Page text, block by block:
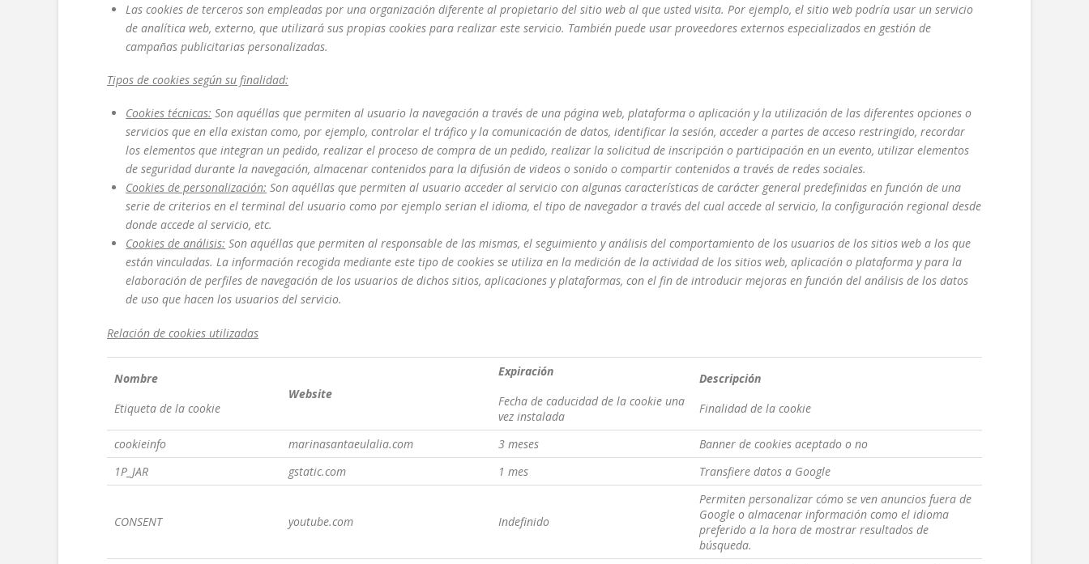
Las cookies de terceros son empleadas por una organización diferente al propietario del sitio web al que usted visita. Por ejemplo, el sitio web podría usar un servicio
de analítica web, externo, que utilizará sus propias cookies para realizar este servicio. También puede usar proveedores externos especializados en gestión de
campañas publicitarias personalizadas.
Tipos de cookies según su finalidad:
Cookies técnicas: Son aquéllas que permiten al usuario la navegación a través de una página web, plataforma o aplicación y la utilización de las diferentes opciones o
servicios que en ella existan como, por ejemplo, controlar el tráfico y la comunicación de datos, identificar la sesión, acceder a partes de acceso restringido, recordar
los elementos que integran un pedido, realizar el proceso de compra de un pedido, realizar la solicitud de inscripción o participación en un evento, utilizar elementos
de seguridad durante la navegación, almacenar contenidos para la difusión de videos o sonido o compartir contenidos a través de redes sociales.
Cookies de personalización: Son aquéllas que permiten al usuario acceder al servicio con algunas características de carácter general predefinidas en función de una
serie de criterios en el terminal del usuario como por ejemplo serian el idioma, el tipo de navegador a través del cual accede al servicio, la configuración regional desde
donde accede al servicio, etc.
Cookies de análisis: Son aquéllas que permiten al responsable de las mismas, el seguimiento y análisis del comportamiento de los usuarios de los sitios web a los que
están vinculadas. La información recogida mediante este tipo de cookies se utiliza en la medición de la actividad de los sitios web, aplicación o plataforma y para la
elaboración de perfiles de navegación de los usuarios de dichos sitios, aplicaciones y plataformas, con el fin de introducir mejoras en función del análisis de los datos
de uso que hacen los usuarios del servicio.
Relación de cookies utilizadas
Nombre
Etiqueta de la cookie
Website
Expiración
Fecha de caducidad de la cookie una
vez instalada
Descripción
Finalidad de la cookie
cookieinfo marinasantaeulalia.com 3 meses
Banner de cookies aceptado o no
1P_JAR
gstatic.com 1 mes Transfiere datos a Google
CONSENT youtube.com Indefinido
Permiten personalizar cómo se ven anuncios fuera de
Google o almacenar información como el idioma
preferido a la hora de mostrar resultados de
búsqueda.